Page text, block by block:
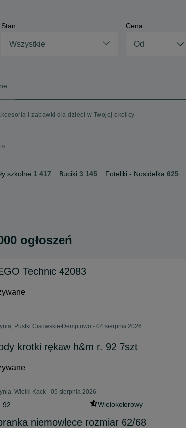
Stan
Wszystkie
Cena
i zabawki dla dzieci w Twojej okolicy
szkolne 1 417 Buciki 3 145 Foteliki - Nosidełka 625
ogłoszeń
Technic 42083
Pustki Cisowskie-Demptowo - 04 sierpnia 2026
krotki rękaw h&m r. 92 7szt
Wielki Kack - 05 sierpnia 2026
92 Wielokolorowy
niemowlęce rozmiar 62/68